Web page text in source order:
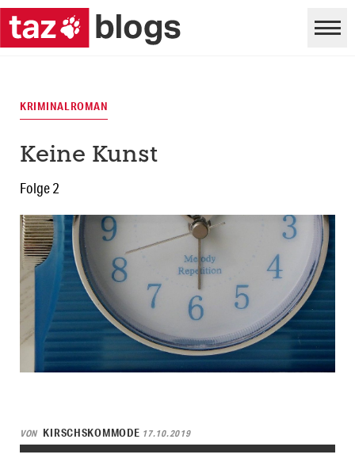
KRIMINALROMAN
Keine Kunst
Folge 2
VON KIRSCHSKOMMODE 17.10.2019